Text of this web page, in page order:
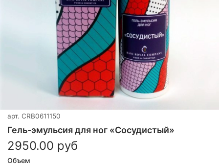
арт. CRB0611150
Гель-эмульсия для ног «Сосудистый»
2950.00 руб
Объем